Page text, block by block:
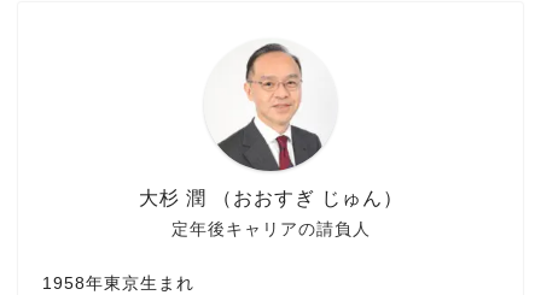
定年後キャリアの請負人
大杉 潤 （おおすぎ じゅん）
1958年東京生まれ